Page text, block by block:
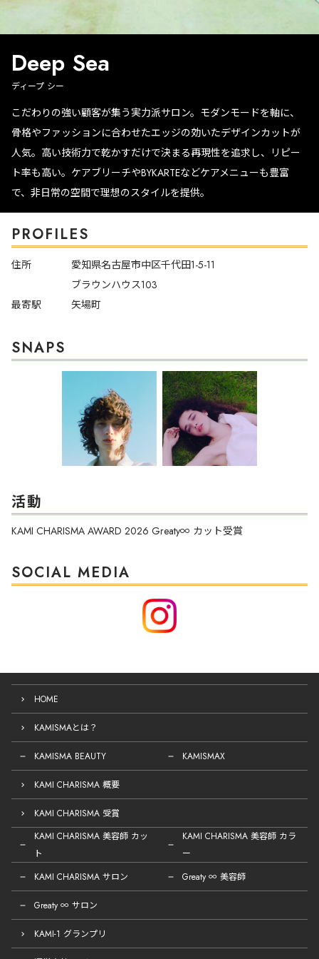
Deep Sea
ディープ シー
こだわりの強い顧客が集う実力派サロン。モダンモードを軸に、
骨格やファッションに合わせたエッジの効いたデザインカットが
人気。高い技術力で乾かすだけで決まる再現性を追求し、リピー
ト率も高い。ケアブリーチやBYKARTEなどケアメニューも豊富
で、非日常の空間で理想のスタイルを提供。
PROFILES
住所
愛知県名古屋市中区千代田1-5-11
ブラウンハウス103
最寄駅
矢場町
SNAPS
活動
KAMI CHARISMA AWARD 2026 Greaty∞ カット受賞
SOCIAL MEDIA
HOME
KAMISMAとは？
KAMISMA BEAUTY KAMISMAX
KAMI CHARISMA 概要
KAMI CHARISMA 受賞
KAMI CHARISMA 美容師 カッ
ト
KAMI CHARISMA 美容師 カラ
ー
KAMI CHARISMA サロン
Greaty ∞ 美容師
Greaty ∞ サロン
KAMI-1 グランプリ